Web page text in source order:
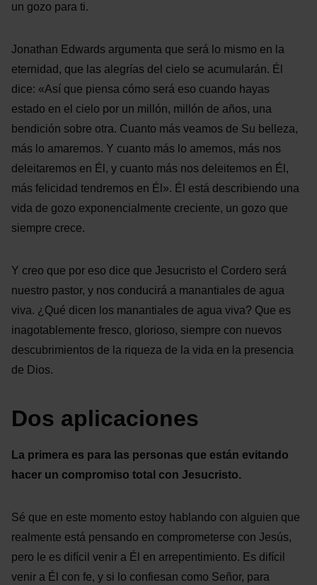
un gozo para ti.
Jonathan Edwards argumenta que será lo mismo en la
eternidad, que las alegrías del cielo se acumularán. Él
dice: «Así que piensa cómo será eso cuando hayas
estado en el cielo por un millón, millón de años, una
bendición sobre otra. Cuanto más veamos de Su belleza,
más lo amaremos. Y cuanto más lo amemos, más nos
deleitaremos en Él, y cuanto más nos deleitemos en Él,
más felicidad tendremos en Él». Él está describiendo una
vida de gozo exponencialmente creciente, un gozo que
siempre crece.
Y creo que por eso dice que Jesucristo el Cordero será
nuestro pastor, y nos conducirá a manantiales de agua
viva. ¿Qué dicen los manantiales de agua viva? Que es
inagotablemente fresco, glorioso, siempre con nuevos
descubrimientos de la riqueza de la vida en la presencia
de Dios.
Dos aplicaciones
La primera es para las personas que están evitando
hacer un compromiso total con Jesucristo.
Sé que en este momento estoy hablando con alguien que
realmente está pensando en comprometerse con Jesús,
pero le es difícil venir a Él en arrepentimiento. Es difícil
venir a Él con fe, y si lo confiesan como Señor, para